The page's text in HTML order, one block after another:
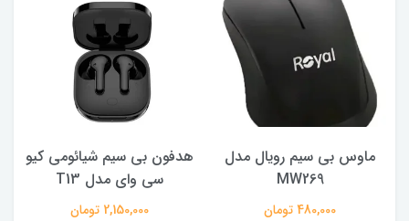
ماوس بی سیم رویال مدل
MW269
480,000 تومان
هدفون بی سیم شیائومی کیو
سی وای مدل T13
2,150,000 تومان